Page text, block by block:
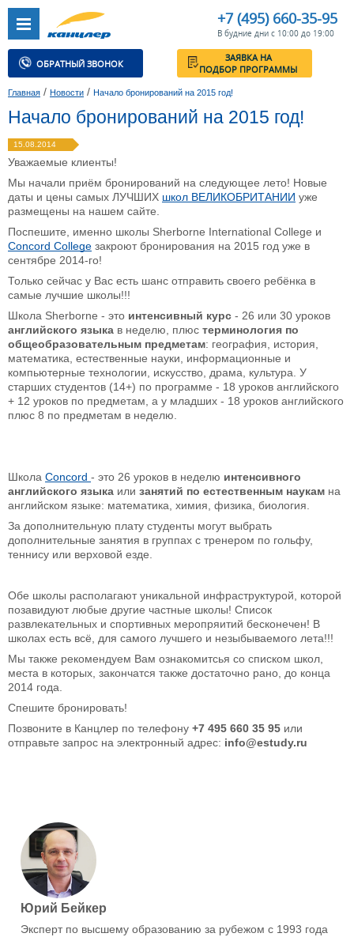
+7 (495) 660-35-95
В будние дни с 10:00 до 19:00
ОБРАТНЫЙ ЗВОНОК
ЗАЯВКА НА
ПОДБОР ПРОГРАММЫ
Главная / Новости / Начало бронирований на 2015 год!
Начало бронирований на 2015 год!
15.08.2014
Уважаемые клиенты!
Мы начали приём бронирований на следующее лето! Новые
даты и цены самых ЛУЧШИХ школ ВЕЛИКОБРИТАНИИ уже
размещены на нашем сайте.
Поспешите, именно школы Sherborne International College и
Сoncord College закроют бронирования на 2015 год уже в
сентябре 2014-го!
Только сейчас у Вас есть шанс отправить своего ребёнка в
самые лучшие школы!!!
Школа Sherborne - это интенсивный курс - 26 или 30 уроков
английского языка в неделю, плюс терминология по
общеобразовательным предметам: география, история,
математика, естественные науки, информационные и
компьютерные технологии, искусство, драма, культура. У
старших студентов (14+) по программе - 18 уроков английского
+ 12 уроков по предметам, а у младших - 18 уроков английского
плюс 8 по предметам в неделю.
Школа Concord - это 26 уроков в неделю интенсивного
английского языка или занятий по естественным наукам на
английском языке: математика, химия, физика, биология.
За дополнительную плату студенты могут выбрать
дополнительные занятия в группах с тренером по гольфу,
теннису или верховой езде.
Обе школы располагают уникальной инфраструктурой, которой
позавидуют любые другие частные школы! Список
развлекательных и спортивных меропряитий бесконечен! В
школах есть всё, для самого лучшего и незыбываемого лета!!!
Мы также рекомендуем Вам ознакомитсья со списком школ,
места в которых, закончатся также достаточно рано, до конца
2014 года.
Спешите бронировать!
Позвоните в Канцлер по телефону +7 495 660 35 95 или
отправьте запрос на электронный адрес: info@estudy.ru
Юрий Бейкер
Эксперт по высшему образованию за рубежом с 1993 года